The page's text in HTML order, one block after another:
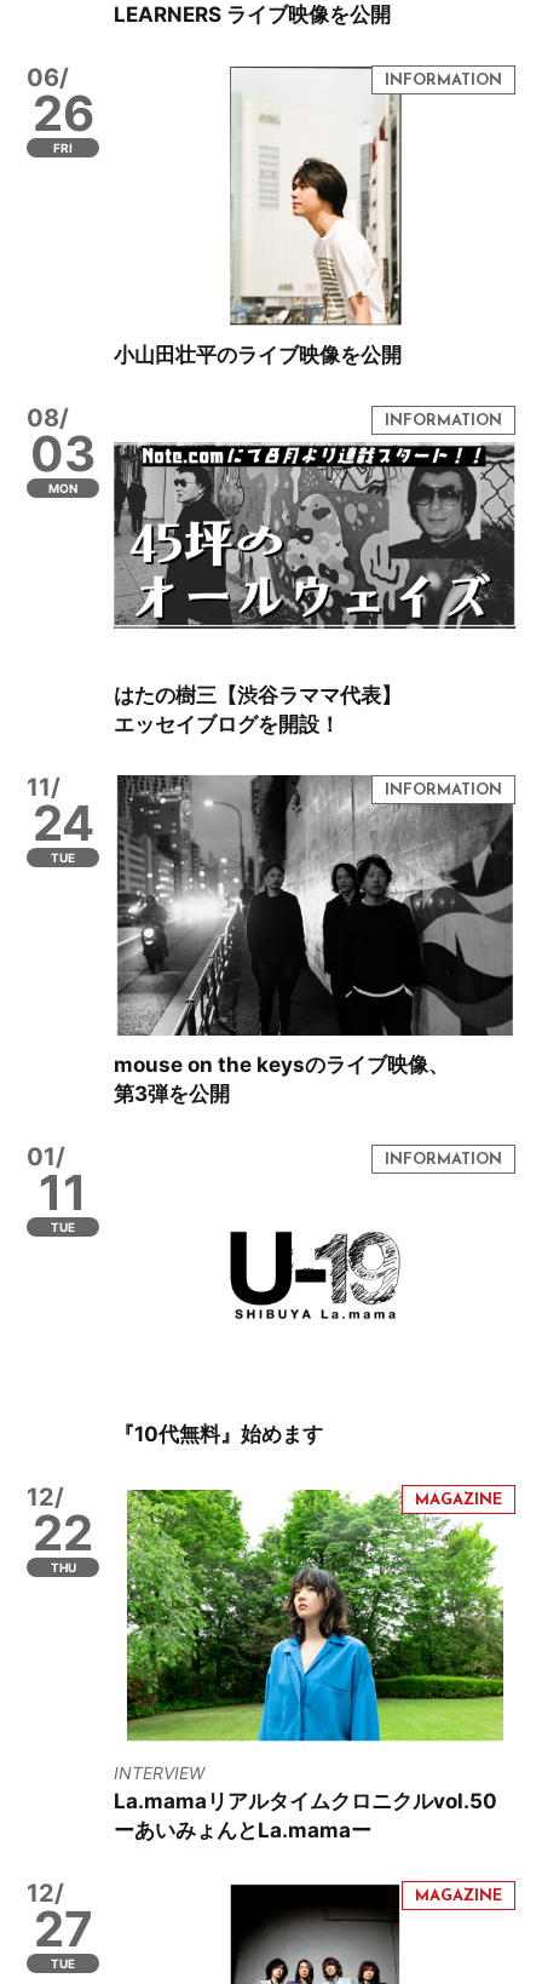
LEARNERS ライブ映像を公開
06/
26
FRI
小山田壮平のライブ映像を公開
08/
03
MON
はたの樹三【渋谷ラママ代表】
エッセイブログを開設！
11/
24
TUE
mouse on the keysのライブ映像、
第3弾を公開
01/
11
TUE
『10代無料』始めます
12/
22
THU
INTERVIEW
La.mamaリアルタイムクロニクルvol.50
ーあいみょんとLa.mamaー
12/
27
TUE